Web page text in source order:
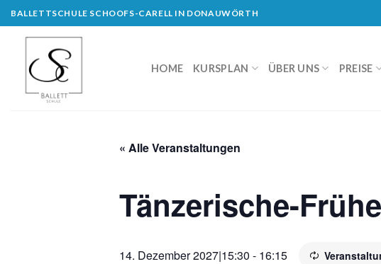
Skip
to
BALLETTSCHULE SCHOOFS-CARELL IN DONAUWÖRTH
HOME KURSPLAN ÜBER UNS PREISE
« Alle Veranstaltungen
Tänzerische-
14. Dezember 2027|15:30 - 16:15